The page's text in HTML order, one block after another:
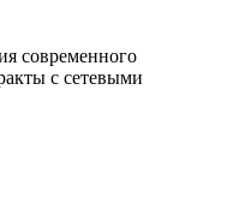
современного
с сетевыми